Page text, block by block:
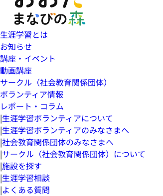
生涯学習とは
お知らせ
講座・イベント
動画講座
サークル（社会教育関係団体）
ボランティア情報
レポート・コラム
|生涯学習ボランティアについて
|生涯学習ボランティアのみなさまへ
|社会教育関係団体のみなさまへ
|サークル（社会教育関係団体）について
|施設を探す
|生涯学習相談
|よくある質問